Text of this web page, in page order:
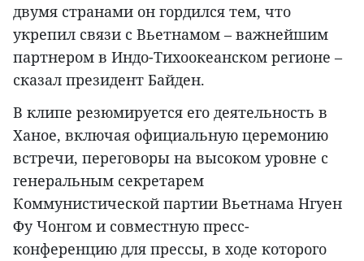
двумя странами он гордился тем, что
укрепил связи с Вьетнамом – важнейшим
партнером в Индо-Тихоокеанском регионе –
сказал президент Байден.
В клипе резюмируется его деятельность в
Ханое, включая официальную церемонию
встречи, переговоры на высоком уровне с
генеральным секретарем
Коммунистической партии Вьетнама Нгуен
Фу Чонгом и совместную пресс-
конференцию для прессы, в ходе которого